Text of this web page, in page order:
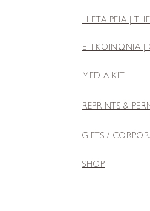
Η ΕΤΑΙΡΕΙΑ |
ΕΠΙΚΟΙΝΩΝΙΑ |
MEDIA KIT
REPRINTS &
GIFTS /
SHOP